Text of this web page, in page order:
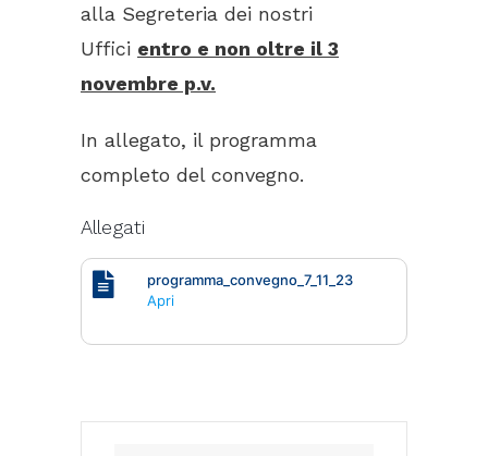
alla Segreteria dei nostri
Uffici entro e non oltre il 3
novembre p.v.
In allegato, il programma
completo del convegno.
Allegati
programma_convegno_7_11_23
Apri